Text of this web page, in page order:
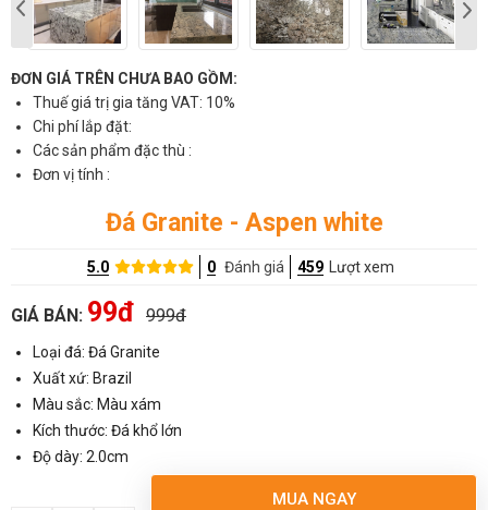
ĐƠN GIÁ TRÊN CHƯA BAO GỒM:
Thuế giá trị gia tăng VAT: 10%
Chi phí lắp đặt:
Các sản phẩm đặc thù :
Đơn vị tính :
Đá Granite - Aspen white
5.0 0 Đánh giá 459 Lượt xem
GIÁ BÁN: 99đ 999đ
Loại đá: Đá Granite
Xuất xứ: Brazil
Màu sắc: Màu xám
Kích thước: Đá khổ lớn
Độ dày: 2.0cm
MUA NGAY